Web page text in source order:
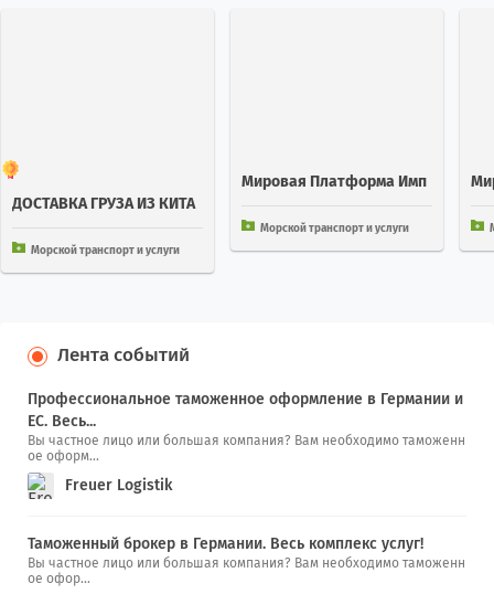
ДОСТАВКА ГРУЗА ИЗ КИТА
МПМорской транспорт и услуги
Мировая Платформа Имп
Морской транспорт и услуги
Лента событий
Профессиональное таможенное оформление в Германии и
ЕС. Весь...
Вы частное лицо или большая компания? Вам необходимо таможенн
ое оформ...
Freuer Logistik
Таможенный брокер в Германии. Весь комплекс услуг!
Вы частное лицо или большая компания? Вам необходимо таможенн
ое офор...